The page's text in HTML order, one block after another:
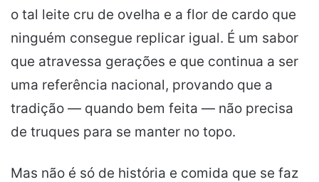
o tal leite cru de ovelha e a flor de cardo que
ninguém consegue replicar igual. É um sabor
que atravessa gerações e que continua a ser
uma referência nacional, provando que a
tradição — quando bem feita — não precisa
de truques para se manter no topo.
Mas não é só de história e comida que se faz